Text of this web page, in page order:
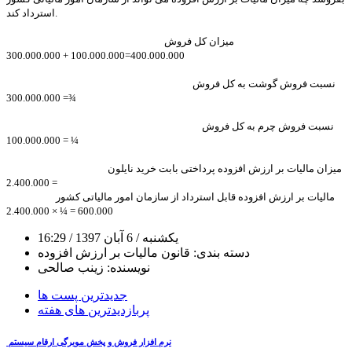
استرداد کند.
میزان کل فروش
400.000.000=100.000.000 + 300.000.000
نسبت فروش گوشت به کل فروش
¾= 300.000.000
نسبت فروش چرم به کل فروش
¼ = 100.000.000
میزان مالیات بر ارزش افزوده پرداختی بابت خرید نایلون
= 2.400.000
مالیات بر ارزش افزوده قابل استرداد از سازمان امور مالیاتی کشور
600.000 = ¼ × 2.400.000
یکشنبه / 6 آبان 1397
/ 16:29
دسته بندی: قانون مالیات بر ارزش افزوده
نویسنده: زینب صالحی
جدیدترین پست ها
پربازدیدترین های هفته
نرم افزار فروش و پخش مویرگی ارقام سیستم